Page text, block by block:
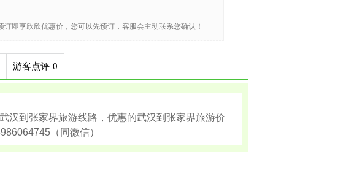
订即享欣欣优惠价，您可以先预订，客服会主动联系您确认！
游客点评 0
汉到张家界旅游线路，优惠的武汉到张家界旅游价
（同微信）